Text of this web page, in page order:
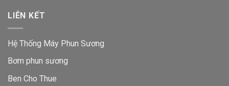
LIÊN KẾT
Hệ Thống Máy Phun Sương
Bơm phun sương
Ben Cho Thue